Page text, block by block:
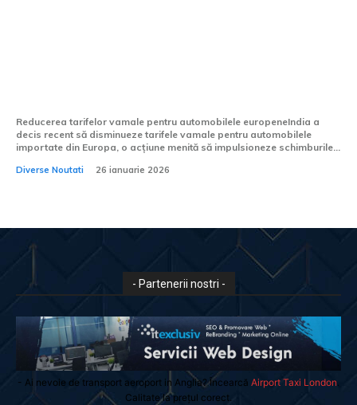
Reducerea tarifelor vamale pentru automobilele europeneIndia a
decis recent să disminueze tarifele vamale pentru automobilele
importate din Europa, o acțiune menită să impulsioneze schimburile...
Diverse Noutati 26 ianuarie 2026
- Partenerii nostri -
- Ai nevoie de transport aeroport in Anglia? Încearcă Airport Taxi London
Calitate la prețul corect.